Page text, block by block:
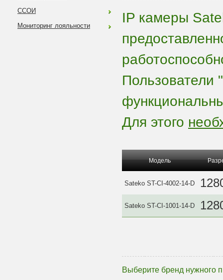
ССОИ
Мониторинг лояльности
IP камеры
Пользователи
Для этого
Модель
Sateko ST-CI-4002-14-D
Sateko ST-CI-1001-14-D
Выберите бренд нужного